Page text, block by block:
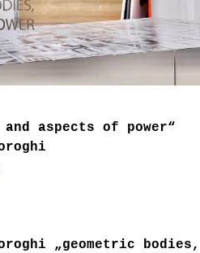
aspects of power“
„geometric bodies,